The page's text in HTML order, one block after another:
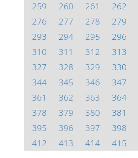
259
260 261 262
276
277 278 279
293
294 295 296
310
311 312 313
327
328 329 330
344
345 346 347
361
362 363 364
378
379 380 381
395
396 397 398
412
413 414 415